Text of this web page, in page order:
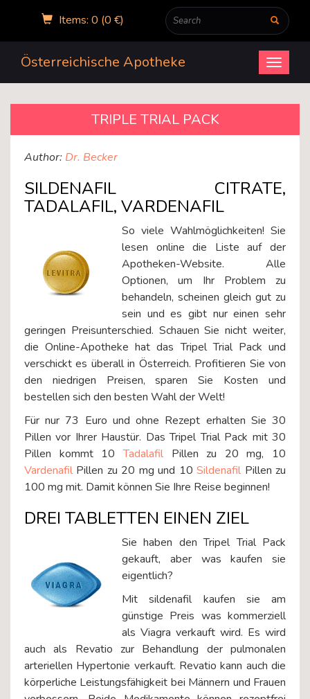
Items: 0 (0 €)
Open
menu
Österreichische Apotheke
TRIPLE TRIAL PACK
Author: Dr. Becker
SILDENAFIL CITRATE,
TADALAFIL, VARDENAFIL
So viele Wahlmöglichkeiten! Sie
lesen online die Liste auf der
Apotheken-Website. Alle
Optionen, um Ihr Problem zu
behandeln, scheinen gleich gut zu
sein und es gibt nur einen sehr
geringen Preisunterschied. Schauen Sie nicht weiter,
die Online-Apotheke hat das Tripel Trial Pack und
verschickt es überall in Österreich. Profitieren Sie von
den niedrigen Preisen, sparen Sie Kosten und
bestellen sich den besten Wahl der Welt!
Für nur 73 Euro und ohne Rezept erhalten Sie 30
Pillen vor Ihrer Haustür. Das Tripel Trial Pack mit 30
Pillen kommt 10TadalafilPillen zu 20 mg, 10
Vardenafil Pillen zu 20 mg und 10Sildenafil Pillen zu
100 mg mit. Damit können Sie Ihre Reise beginnen!
DREI TABLETTEN EINEN ZIEL
Sie haben den Tripel Trial Pack
gekauft, aber was kaufen sie
eigentlich?
Mit sildenafil kaufen sie am
günstige Preis was kommerziell
als Viagra verkauft wird. Es wird
auch als Revatio zur Behandlung der pulmonalen
arteriellen Hypertonie verkauft. Revatio kann auch die
körperliche Leistungsfähigkeit bei Männern und Frauen